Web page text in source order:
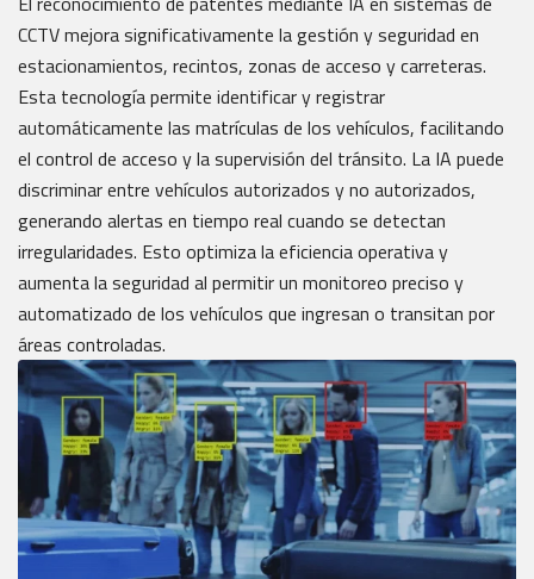
CCTV mejora significativamente la gestión y seguridad en
estacionamientos, recintos, zonas de acceso y carreteras.
Esta tecnología permite identificar y registrar
automáticamente las matrículas de los vehículos, facilitando
el control de acceso y la supervisión del tránsito. La IA puede
discriminar entre vehículos autorizados y no autorizados,
generando alertas en tiempo real cuando se detectan
irregularidades. Esto optimiza la eficiencia operativa y
aumenta la seguridad al permitir un monitoreo preciso y
automatizado de los vehículos que ingresan o transitan por
áreas controladas.